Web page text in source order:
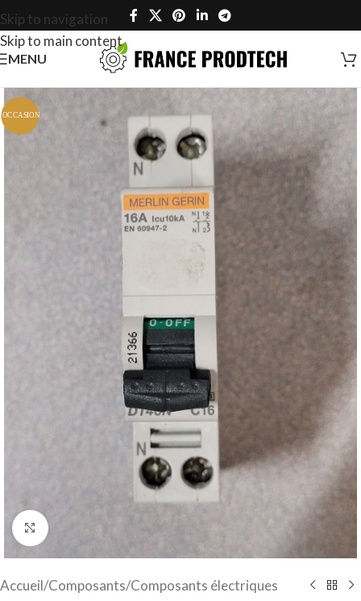
Skip to navigation
Skip to main content
MENU
Click to enlarge
Accueil/Composants/Composants électriques